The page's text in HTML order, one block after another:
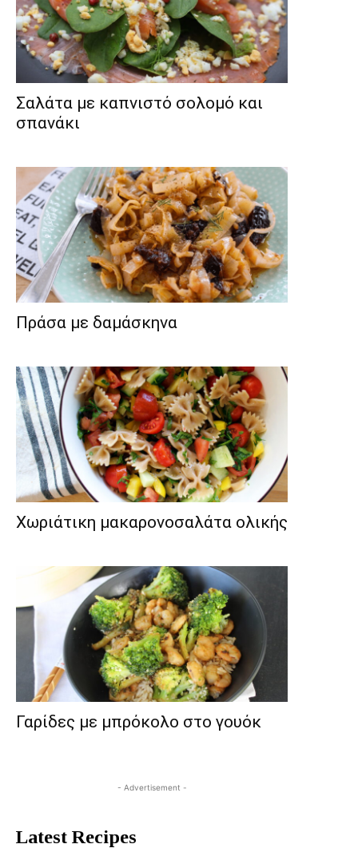
Σαλάτα με καπνιστό σολομό και
σπανάκι
Πράσα με δαμάσκηνα
Χωριάτικη μακαρονοσαλάτα ολικής
Γαρίδες με μπρόκολο στο γουόκ
- Advertisement -
Latest Recipes